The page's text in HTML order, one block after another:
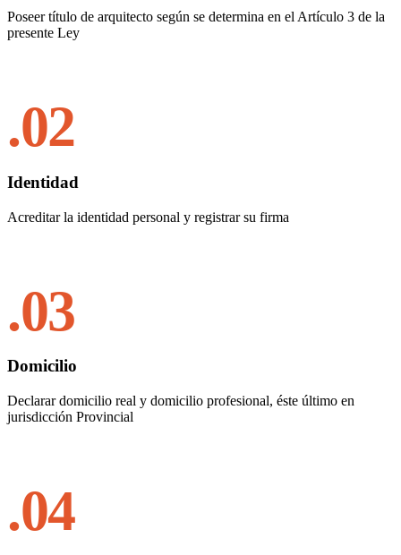
Poseer título de arquitecto según se determina en el Artículo 3 de la
presente Ley
.02
Identidad
Acreditar la identidad personal y registrar su firma
.03
Domicilio
Declarar domicilio real y domicilio profesional, éste último en
jurisdicción Provincial
.04